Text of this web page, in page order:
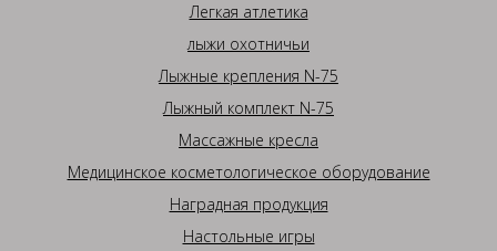
Легкая атлетика
лыжи охотничьи
Лыжные крепления N-75
Лыжный комплект N-75
Массажные кресла
Медицинское косметологическое оборудование
Наградная продукция
Настольные игры